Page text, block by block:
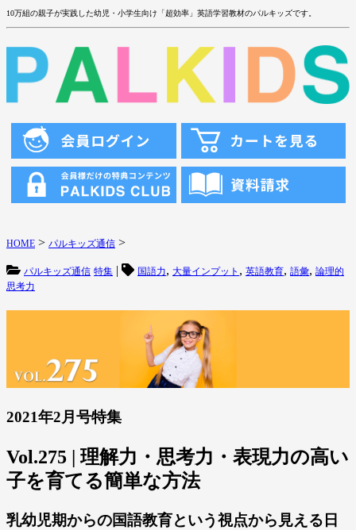
10万組の親子が実践した幼児・小学生向け「超効率」英語学習教材のパルキッズです。
HOME > パルキッズ通信 >
パルキッズ通信 特集 | 国語力, 大量インプット , 英語教育, 語彙, 論理的
思考力
2021年2月号特集
Vol.275 | 理解力・思考力・表現力の高い
子を育てる簡単な方法
乳幼児期からの国語教育という視点から見える日